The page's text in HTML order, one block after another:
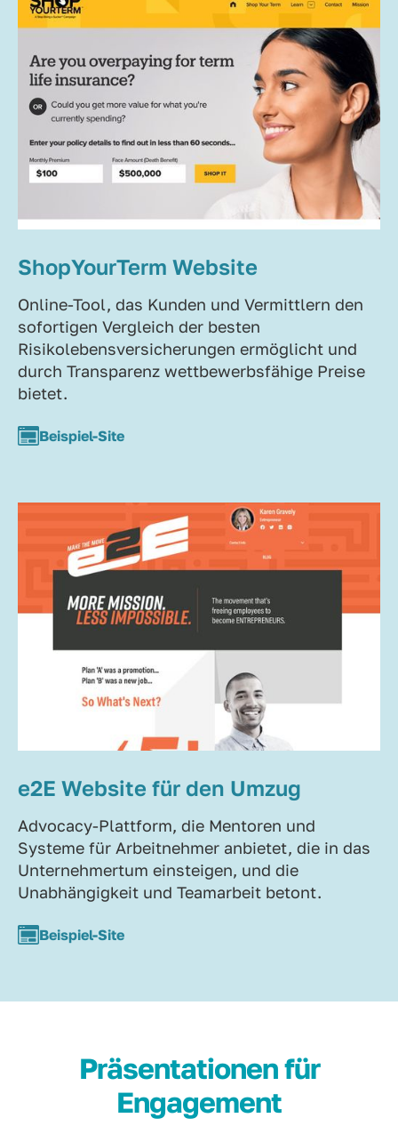
ShopYourTerm Website
Online-Tool, das Kunden und Vermittlern den
sofortigen Vergleich der besten
Risikolebensversicherungen ermöglicht und
durch Transparenz wettbewerbsfähige Preise
bietet.
Beispiel-Site
e2E Website für den Umzug
Advocacy-Plattform, die Mentoren und
Systeme für Arbeitnehmer anbietet, die in das
Unternehmertum einsteigen, und die
Unabhängigkeit und Teamarbeit betont.
Beispiel-Site
Präsentationen für
Engagement